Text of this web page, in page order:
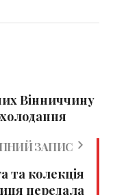
Вінниччину
ЗАПИС
та колекція
передала